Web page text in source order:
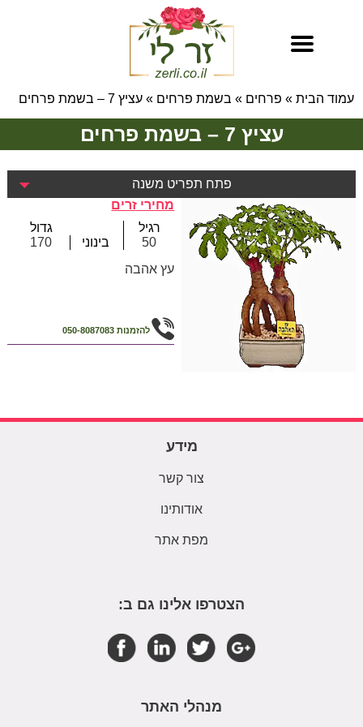
עמוד הבית » פרחים » בשמת פרחים » עציץ 7 – בשמת פרחים
עציץ 7 – בשמת פרחים
פתח תפריט משנה
מחירי זרים
רגיל
50
בינוני
גדול
170
עץ אהבה
להזמנות 050-8087083
מידע
צור קשר
אודותינו
מפת אתר
הצטרפו אלינו גם ב:
מנהלי האתר